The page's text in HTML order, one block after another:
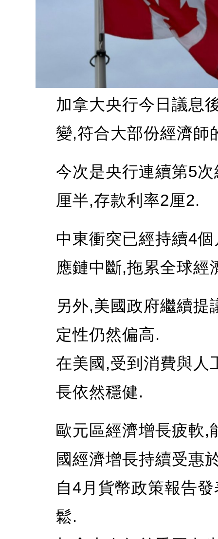
加拿大央行今日議息
變,符合大部份經濟師
今次是央行連續第5
厘半,存款利率2厘2.
中東衝突已經持續4
應鏈中斷,拖累全球經
另外,美國政府繼續提
定性仍然偏高.
在美國,受到消費與人
長依然穩健.
歐元區經濟增長疲軟,
國經濟增長持續受惠
自4月貨幣政策報告
鬆.